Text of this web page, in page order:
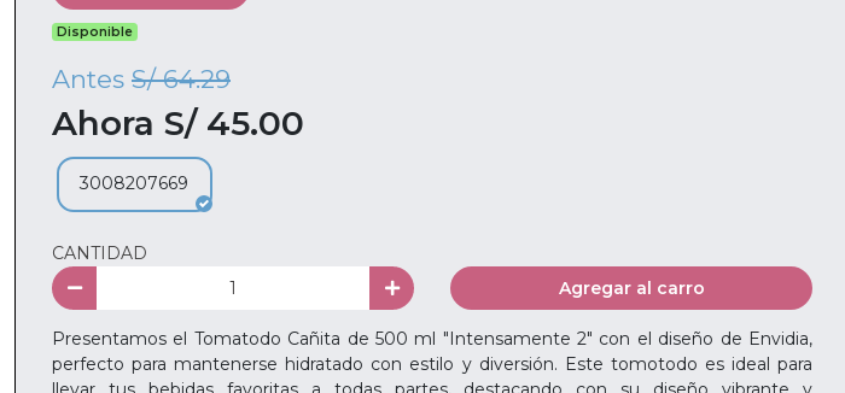
Disponible
Antes S/ 64.29
Ahora S/ 45.00
3008207669
CANTIDAD
Agregar al carro
Presentamos el Tomatodo Cañita de 500 ml "Intensamente 2" con el diseño de Envidia,
perfecto para mantenerse hidratado con estilo y diversión. Este tomotodo es ideal para